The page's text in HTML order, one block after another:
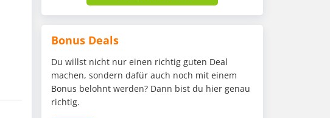
Bonus Deals
Du willst nicht nur einen richtig guten Deal
machen, sondern dafür auch noch mit einem
Bonus belohnt werden? Dann bist du hier genau
richtig.